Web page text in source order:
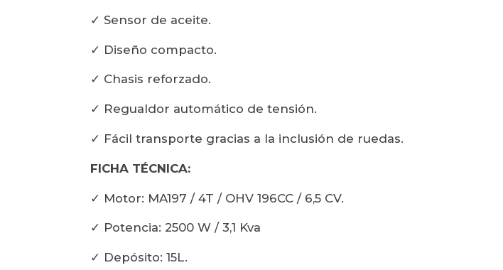
✓ Sensor de aceite.
✓ Diseño compacto.
✓ Chasis reforzado.
✓ Regualdor automático de tensión.
✓ Fácil transporte gracias a la inclusión de ruedas.
FICHA TÉCNICA:
✓ Motor: MA197 / 4T / OHV 196CC / 6,5 CV.
✓ Potencia: 2500 W / 3,1 Kva
✓ Depósito: 15L.